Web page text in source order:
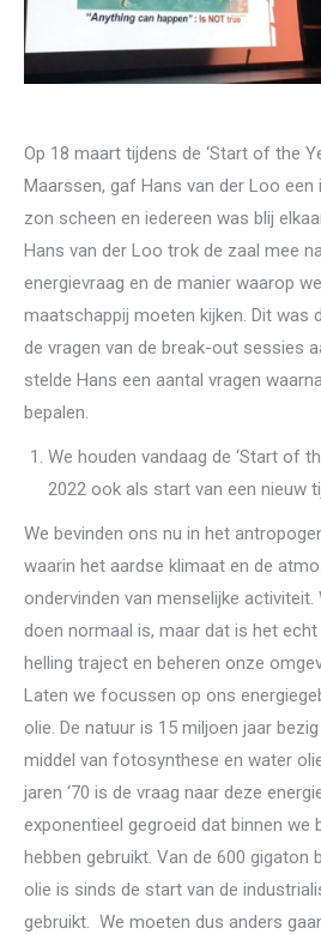
Op 18 maart tijdens de ‘Start of the
Maarssen, gaf Hans van der Loo een
zon scheen en iedereen was blij
Hans van der Loo trok de zaal mee
energievraag en de manier waarop
maatschappij moeten kijken. Dit was
de vragen van de break-out sessies
stelde Hans een aantal vragen
bepalen.
We houden vandaag de ‘Start of
2022 ook als start van een nieuw
We bevinden ons nu in het
waarin het aardse klimaat en de
ondervinden van menselijke activiteit.
doen normaal is, maar dat is het
helling traject en beheren onze
Laten we focussen op ons
olie. De natuur is 15 miljoen jaar
middel van fotosynthese en water
jaren ‘70 is de vraag naar deze
exponentieel gegroeid dat binnen we
hebben gebruikt. Van de 600 gigaton
olie is sinds de start van de
gebruikt. We moeten dus anders